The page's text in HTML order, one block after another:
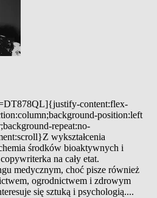
content:flex-
position:left
repeat:no-
wykształcenia
środków bioaktywnych i
na cały etat.
medycznym, choć pisze również
ogrodnictwem i zdrowym
się sztuką i psychologią....